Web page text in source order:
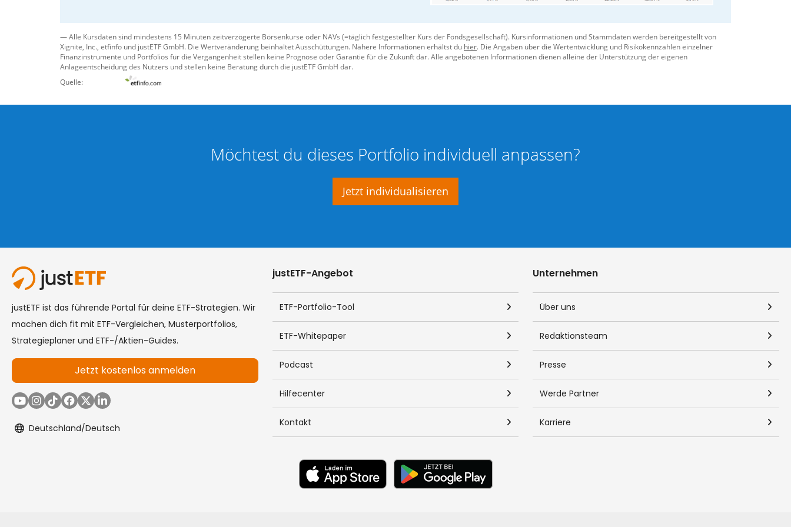
trifft der Nutzer in eigener Verantwortung und auf eigenes Risiko. Es wird dringend empfohlen, vor jeder Investitionsentscheidung eigene Recherchen durchzuführen
Hinweis zur Darstellung:Datenstand der Auswahl: 01/2026. Die Aktualisierung erfolgt jährlich.
— Alle Kursdaten sind mindestens 15 Minuten zeitverzögerte Börsenkurse oder NAVs (=täglich festgestellter Kurs der Fondsgesellschaft). Kursinformationen und Stammdaten werden bereitgestellt von
Xignite, Inc. etfinfo und justETF GmbH. Die Wertveränderung beinhaltet Ausschüttungen. Nähere Informationen erhältst du hier. Die Angaben über die Wertentwicklung und Risikokennzahlen einzelner
Finanzinstrumente und Portfolios für die Vergangenheit stellen keine Prognose oder Garantie für die Zukunft dar. Alle angebotenen Informationen dienen alleine der Unterstützung der eigenen
Anlageentscheidung des Nutzers und stellen keine Beratung durch die justETF GmbH dar.
Quelle:
Möchtest du dieses Portfolio individuell anpassen?
Jetzt individualisieren